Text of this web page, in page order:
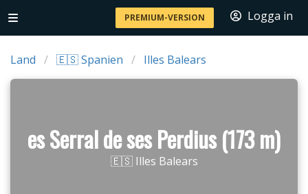
PREMIUM-VERSION Logga in
Land 🇪🇸 Spanien Illes Balears
es Serral de ses Perdius (173 m)
🇪🇸 Illes Balears